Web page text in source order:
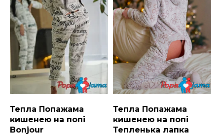
Тепла Попажама
кишенею на попі
Bonjour
Тепла Попажама
кишенею на попі
Тепленька лапка